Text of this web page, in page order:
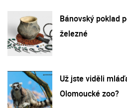
Bánovský poklad
železné
Už jste viděli
Olomoucké zoo?